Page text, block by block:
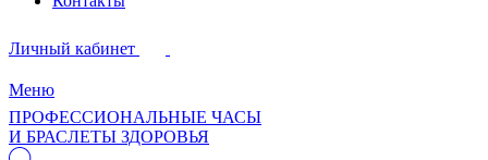
Личный кабинет
Меню
ПРОФЕССИОНАЛЬНЫЕ ЧАСЫ
И БРАСЛЕТЫ ЗДОРОВЬЯ